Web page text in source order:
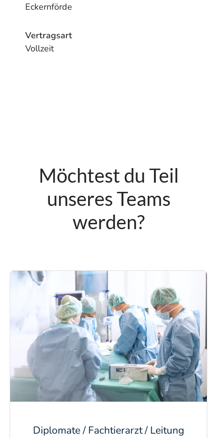
Eckernförde
Vertragsart
Vollzeit
Möchtest du Teil
unseres Teams
werden?
Diplomate / Fachtierarzt / Leitung